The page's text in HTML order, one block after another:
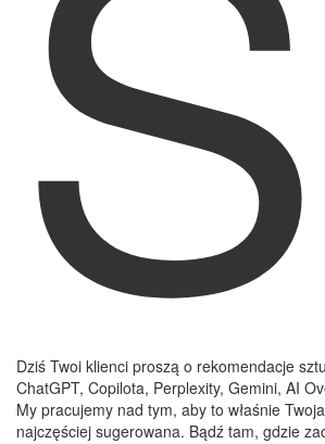
Dziś Twoi klienci proszą o rekomendacje
ChatGPT, Copilota, Perplexity, Gemini, AI
My pracujemy nad tym, aby to właśnie
najczęściej sugerowana. Bądź tam, gdzie